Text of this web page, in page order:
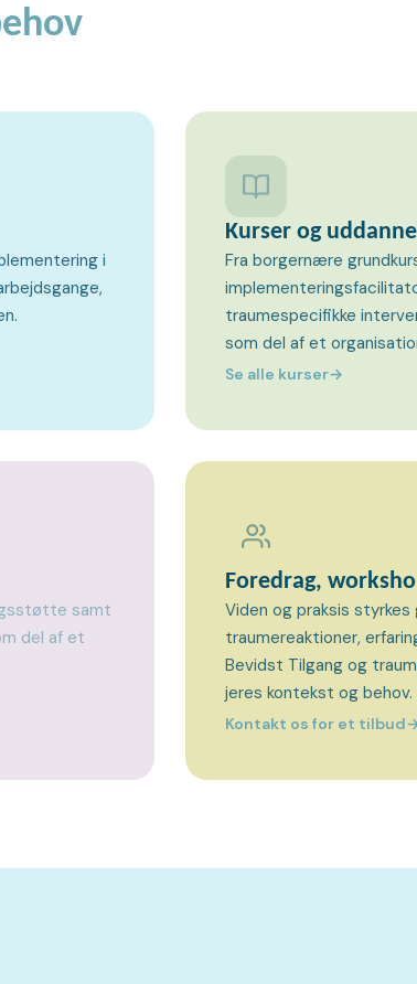
i
Kurser og
Fra borgernære
traumespecifikke
som del af et
Se alle kurser→
samt
del af et
Foredrag,
Viden og praksis
traumereaktioner,
Bevidst Tilgang og
jeres kontekst og behov.
Kontakt os for et tilbud